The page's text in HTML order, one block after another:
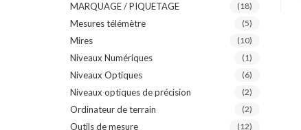
MARQUAGE / PIQUETAGE (18)
Mesures télémètre (5)
Mires (10)
Niveaux Numériques (1)
Niveaux Optiques (6)
Niveaux optiques de précision (2)
Ordinateur de terrain (2)
Outils de mesure (12)